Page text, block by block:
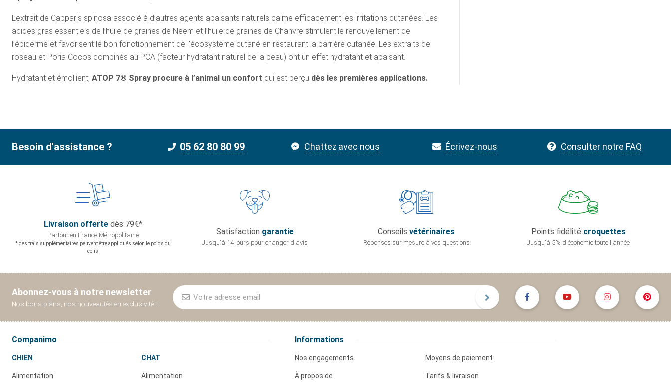
L’extrait de Capparis spinosa associé à d’autres agents apaisants naturels calme efficacement les irritations cutanées. Les
acides gras essentiels de l’huile de graines de Neem et l’huile de graines de Chanvre stimulent le renouvellement de
l’épiderme et favorisent le bon fonctionnement de l’écosystème cutané en restaurant la barrière cutanée. Les extraits de
roseau et Poria Cocos combinés au PCA (facteur hydratant naturel de la peau) ont un effet hydratant et apaisant.
Hydratant et émollient, ATOP 7® Spray procure à l’animal un confort qui est perçu dès les premières applications.
Besoin d'assistance ? 05 62 80 80 99 Chattez avec nous Écrivez-nous Consulter notre FAQ
Livraison offertedès 79€*
Partout en France Métropolitaine
* des frais supplémentaires peuvent être appliqués selon le poids du
colis
Satisfaction garantie
Jusqu'à 14 jours pour changer d'avis
Conseils vétérinaires
Réponses sur mesure à vos questions
Points fidélité croquettes
Jusqu'à 5% d'économie toute l'année
Abonnez-vous à notre newsletter
Nos bons plans, nos nouveautés en exclusivité !
Companimo
CHIEN
Alimentation
CHAT
Alimentation
Informations
Nos engagements
À propos de
Moyens de paiement
Tarifs & livraison